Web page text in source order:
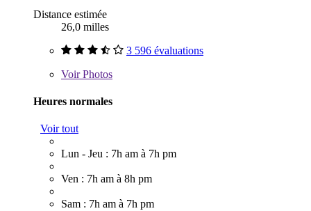
Distance estimée
26,0 milles
3 596 évaluations
VoirPhotos
Heures normales
Voir tout
Lun - Jeu : 7h am à 7h pm
Ven : 7h am à 8h pm
Sam : 7h am à 7h pm